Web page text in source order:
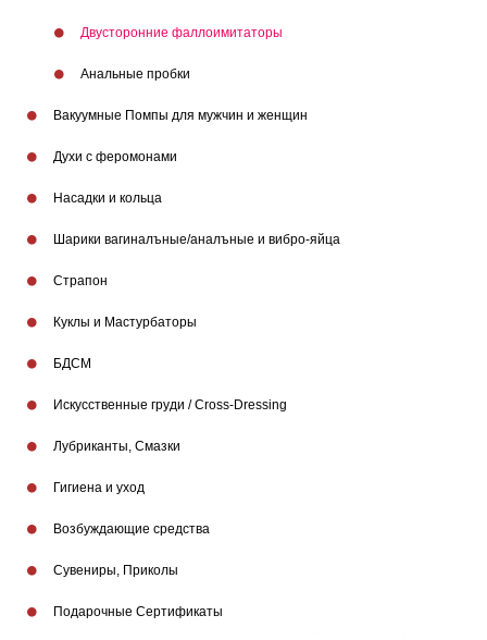
Двусторонние фаллоимитаторы
Анальные пробки
Вакуумные Помпы для мужчин и женщин
Духи с феромонами
Насадки и кольца
Шарики вагиналъные/аналъные и вибро-яйца
Страпон
Куклы и Мастурбаторы
БДСМ
Искусственные груди / Cross-Dressing
Лубриканты, Смазки
Гигиена и уход
Возбуждающие средства
Сувениры, Приколы
Подарочные Сертификаты